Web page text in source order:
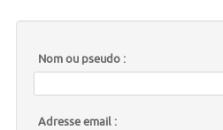
Nom ou pseudo :
Adresse email :